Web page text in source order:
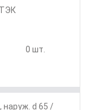
0 шт.
наруж. d 65 /